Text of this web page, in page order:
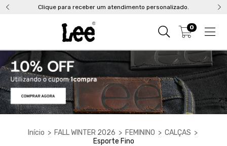
Clique para receber um atendimento personalizado.
0
Início > FALL WINTER 2026 > FEMININO > CALÇAS >
Esporte Fino